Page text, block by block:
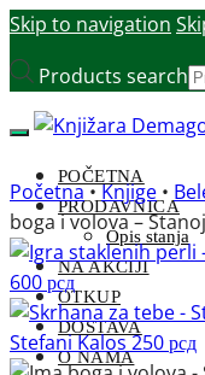
Skip to navigation
Products search
POČETNA
PRODAVNICA
Opis stanja
NA AKCIJI
OTKUP
DOSTAVA
O NAMA
Početna•Knjige •
boga i volova –
600рсд
Stefani Kalos250рсд